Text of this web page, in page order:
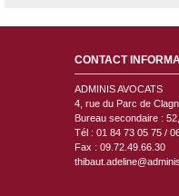
CONTACT
ADMINIS AVOCATS
4, rue du Parc de
Bureau secondaire :
Tél : 01 84 73 05 75 /
Fax : 09.72.49.66.30